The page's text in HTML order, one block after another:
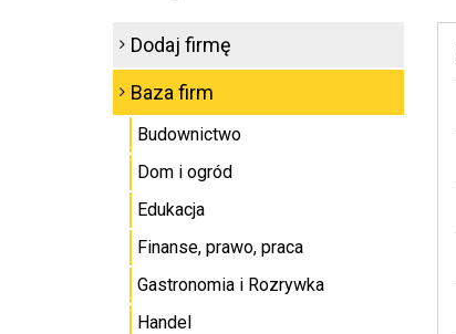
Dodaj firmę
Baza firm
Budownictwo
Dom i ogród
Edukacja
Finanse, prawo, praca
Gastronomia i Rozrywka
Handel